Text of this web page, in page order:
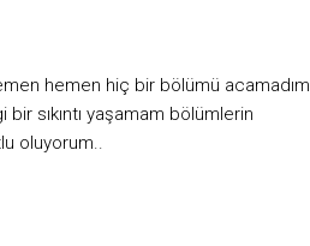
hemen hiç bir bölümü acamadım
sıkıntı yaşamam bölümlerin
oluyorum..